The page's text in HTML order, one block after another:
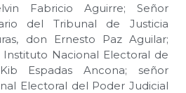
Fabricio Aguirre; Señor
del Tribunal de Justicia
don Ernesto Paz Aguilar;
Nacional Electoral de
Espadas Ancona; señor
Electoral del Poder Judicial